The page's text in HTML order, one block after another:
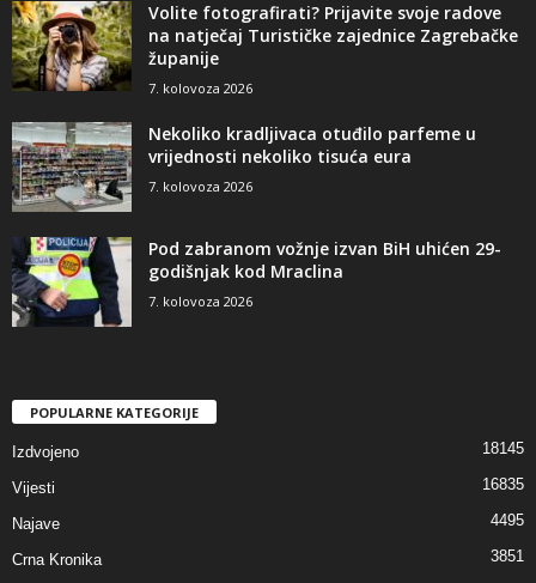
Volite fotografirati? Prijavite svoje radove
na natječaj Turističke zajednice Zagrebačke
županije
7. kolovoza 2026
Nekoliko kradljivaca otuđilo parfeme u
vrijednosti nekoliko tisuća eura
7. kolovoza 2026
Pod zabranom vožnje izvan BiH uhićen 29-
godišnjak kod Mraclina
7. kolovoza 2026
POPULARNE KATEGORIJE
Izdvojeno 18145
Vijesti 16835
Najave 4495
Crna Kronika 3851